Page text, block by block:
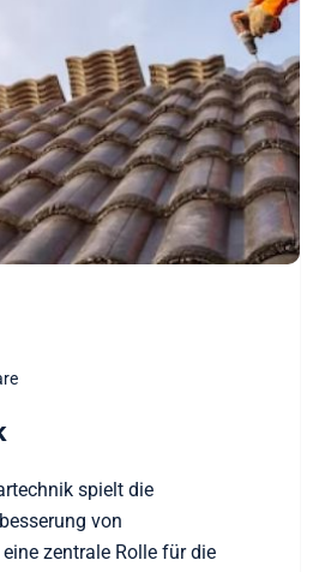
spielt die
von
zentrale Rolle für die